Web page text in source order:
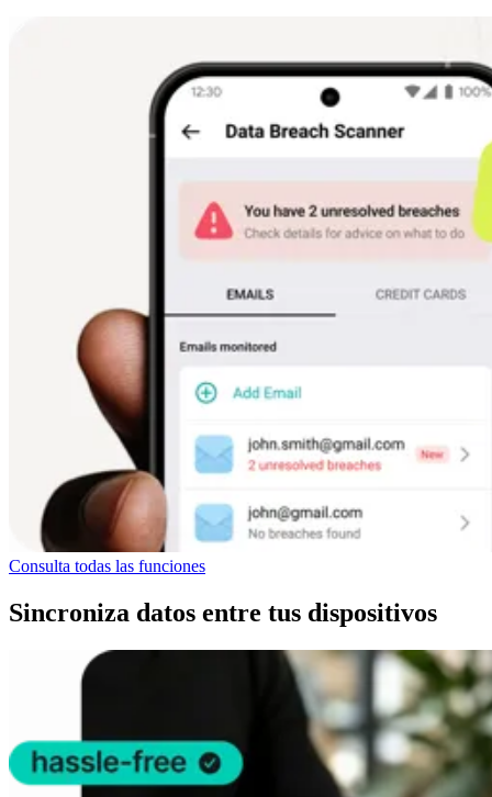
Consulta todas las funciones
Sincroniza datos entre tus dispositivos